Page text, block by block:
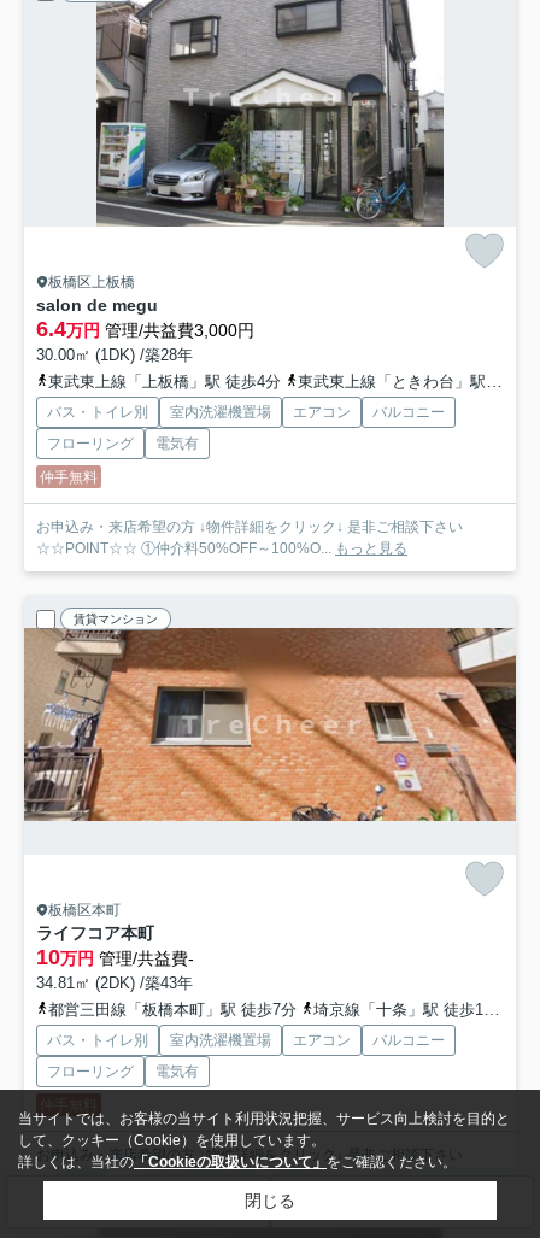
板橋区上板橋
salon de megu
6.4万円 管理/共益費3,000円
30.00㎡ (1DK) /築28年
東武東上線「上板橋」駅 徒歩4分
東武東上線「ときわ台」駅 徒歩15分
バス・トイレ別 室内洗濯機置場 エアコン
バルコニー
フローリング
電気有
仲手無料
お申込み・来店希望の方 ↓物件詳細をクリック↓ 是非ご相談下さい
☆☆POINT☆☆ ①仲介料50%OFF～100%O... もっと見る
賃貸マンション
板橋区本町
ライフコア本町
10万円 管理/共益費-
34.81㎡ (2DK) /築43年
都営三田線「板橋本町」駅 徒歩7分
埼京線「十条」駅 徒歩19分
バス・トイレ別 室内洗濯機置場 エアコン
バルコニー
フローリング
電気有
お申込み・来店希望の方 ↓物件詳細をクリック↓ 是非ご相談下さい
当サイトでは、お客様の当サイト利用状況把握、サービス向上検討を目的と
して、クッキー（Cookie）を使用しています。
詳しくは、当社の 「Cookieの取扱いについて」 をご確認ください。
閉じる